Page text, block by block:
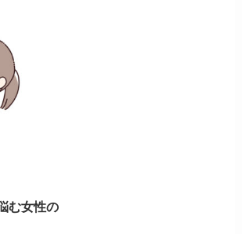
む女性の